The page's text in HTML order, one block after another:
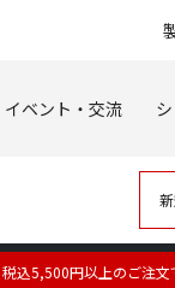
イベント・交流
税込5,500円以上のご注文